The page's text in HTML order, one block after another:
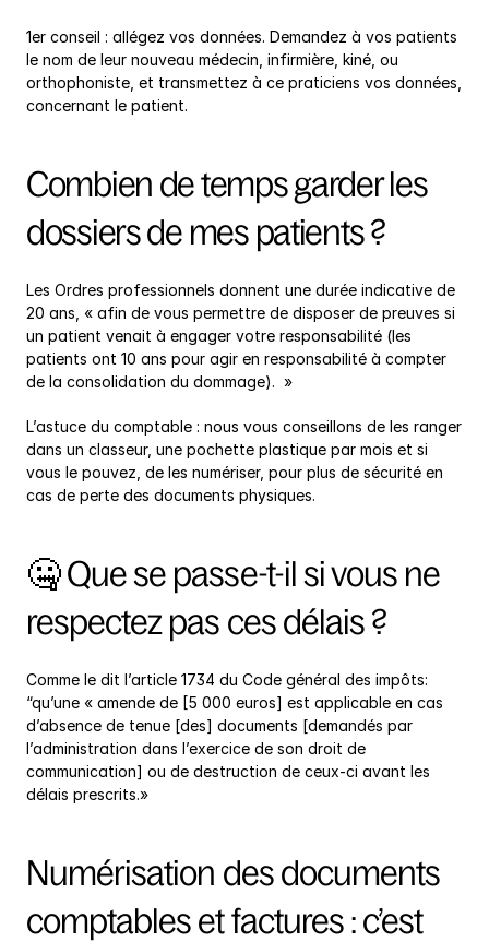
1er conseil : allégez vos données. Demandez à vos patients
le nom de leur nouveau médecin, infirmière, kiné, ou
orthophoniste, et transmettez à ce praticiens vos données,
concernant le patient.
Combien de temps garder les
dossiers de mes patients ?
Les Ordres professionnels donnent une durée indicative de
20 ans, « afin de vous permettre de disposer de preuves si
un patient venait à engager votre responsabilité (les
patients ont 10 ans pour agir en responsabilité à compter
de la consolidation du dommage).  »
L’astuce du comptable : nous vous conseillons de les ranger
dans un classeur, une pochette plastique par mois et si
vous le pouvez, de les numériser, pour plus de sécurité en
cas de perte des documents physiques.
🤐 Que se passe-t-il si vous ne
respectez pas ces délais ?
Comme le dit l’article 1734 du Code général des impôts:
“qu’une « amende de [5 000 euros] est applicable en cas
d’absence de tenue [des] documents [demandés par
l’administration dans l’exercice de son droit de
communication] ou de destruction de ceux-ci avant les
délais prescrits.»
Numérisation des documents
comptables et factures : c’est